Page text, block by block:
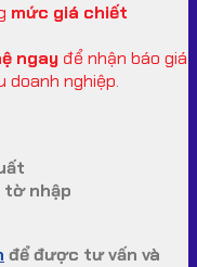
mức giá chiết
ngay để nhận báo giá
doanh nghiệp.
tờ nhập
để được tư vấn và